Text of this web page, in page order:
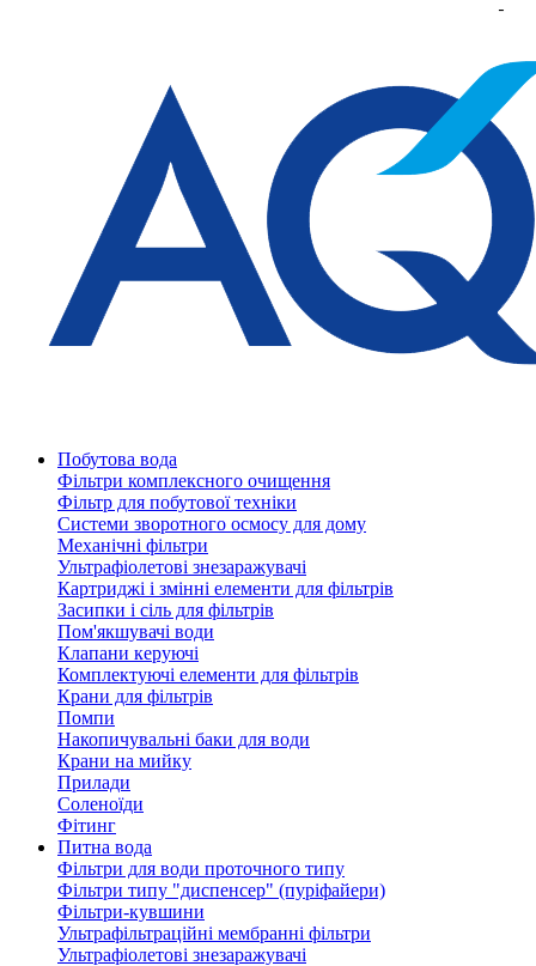
Побутова вода
Фільтри комплексного очищення
Фільтр для побутової техніки
Системи зворотного осмосу для дому
Механічні фільтри
Ультрафіолетові знезаражувачі
Картриджі і змінні елементи для фільтрів
Засипки і сіль для фільтрів
Пом'якшувачі води
Клапани керуючі
Комплектуючі елементи для фільтрів
Крани для фільтрів
Помпи
Накопичувальні баки для води
Крани на мийку
Прилади
Соленоїди
Фітинг
Питна вода
Фільтри для води проточного типу
Фільтри типу "диспенсер" (пуріфайери)
Фільтри-кувшини
Ультрафільтраційні мембранні фільтри
Ультрафіолетові знезаражувачі